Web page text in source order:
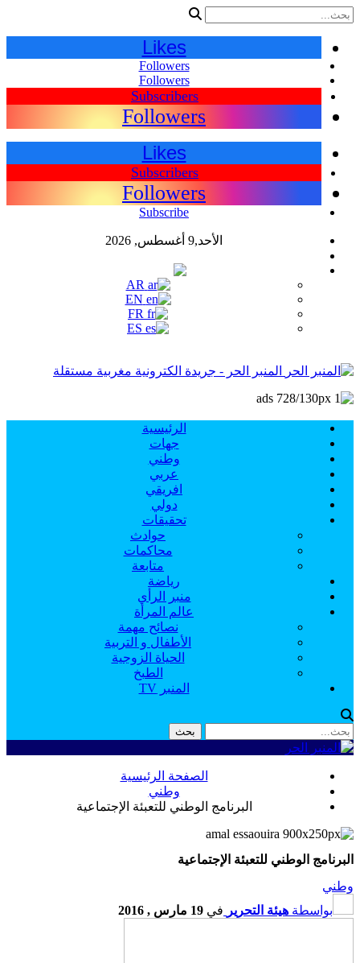
Likes
Followers
Followers
Subscribers
Followers
Likes
Subscribers
Followers
Subscribe
الأحد,9 أغسطس, 2026
AR
EN
FR
ES
المنبر الحر - جريدة الكترونية مغربية مستقلة
الرئيسية
جهات
وطني
عربي
افريقي
دولي
تحقيقات
حوادث
محاكمات
متابعة
رياضة
منبر الرأي
عالم المرأة
نصائح مهمة
الأطفال و التربية
الحياة الزوجية
الطبخ
المنبر TV
الصفحة الرئيسية
وطني
البرنامج الوطني للتعبئة الإجتماعية
البرنامج الوطني للتعبئة الإجتماعية
وطني
بواسطة هيئة التحرير في 19 مارس , 2016